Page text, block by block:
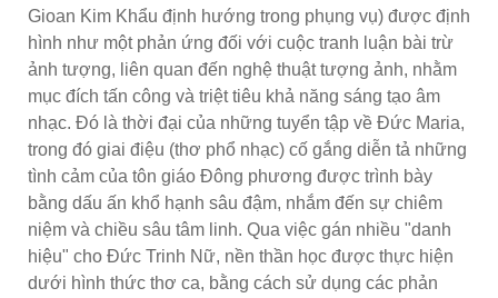
Gioan Kim Khẩu định hướng trong phụng vụ) được định
hình như một phản ứng đối với cuộc tranh luận bài trừ
ảnh tượng, liên quan đến nghệ thuật tượng ảnh, nhằm
mục đích tấn công và triệt tiêu khả năng sáng tạo âm
nhạc. Đó là thời đại của những tuyển tập về Đức Maria,
trong đó giai điệu (thơ phổ nhạc) cố gắng diễn tả những
tình cảm của tôn giáo Đông phương được trình bày
bằng dấu ấn khổ hạnh sâu đậm, nhắm đến sự chiêm
niệm và chiều sâu tâm linh. Qua việc gán nhiều "danh
hiệu" cho Đức Trinh Nữ, nền thần học được thực hiện
dưới hình thức thơ ca, bằng cách sử dụng các phản